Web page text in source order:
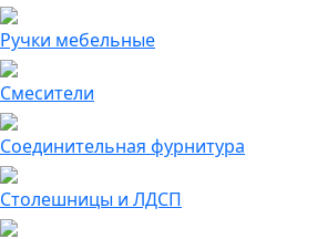
Ручки мебельные
Смесители
Соединительная фурнитура
Столешницы и ЛДСП